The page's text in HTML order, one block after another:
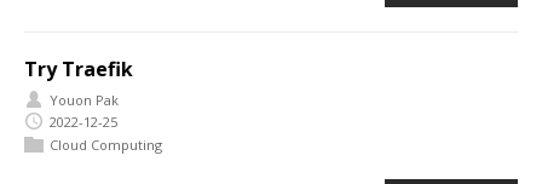
Try Traefik
Youon Pak
2022-12-25
Cloud Computing